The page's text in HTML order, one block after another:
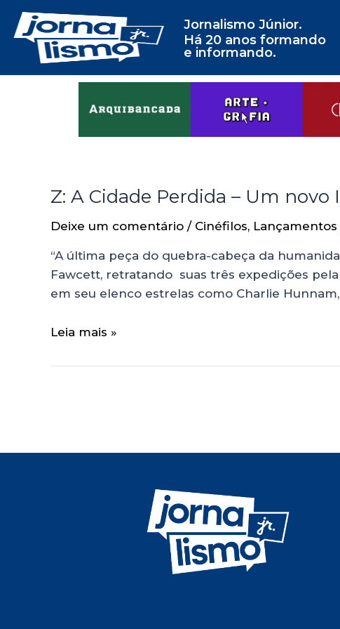
Jornalismo Júnior.
Há 20 anos formando
e informando.
Z: A Cidade Perdida – Um novo
Deixe um comentário / Cinéfilos, Lançamentos
“A última peça do quebra-cabeça da
Fawcett, retratando suas três expedições
em seu elenco estrelas como Charlie
Leia mais »